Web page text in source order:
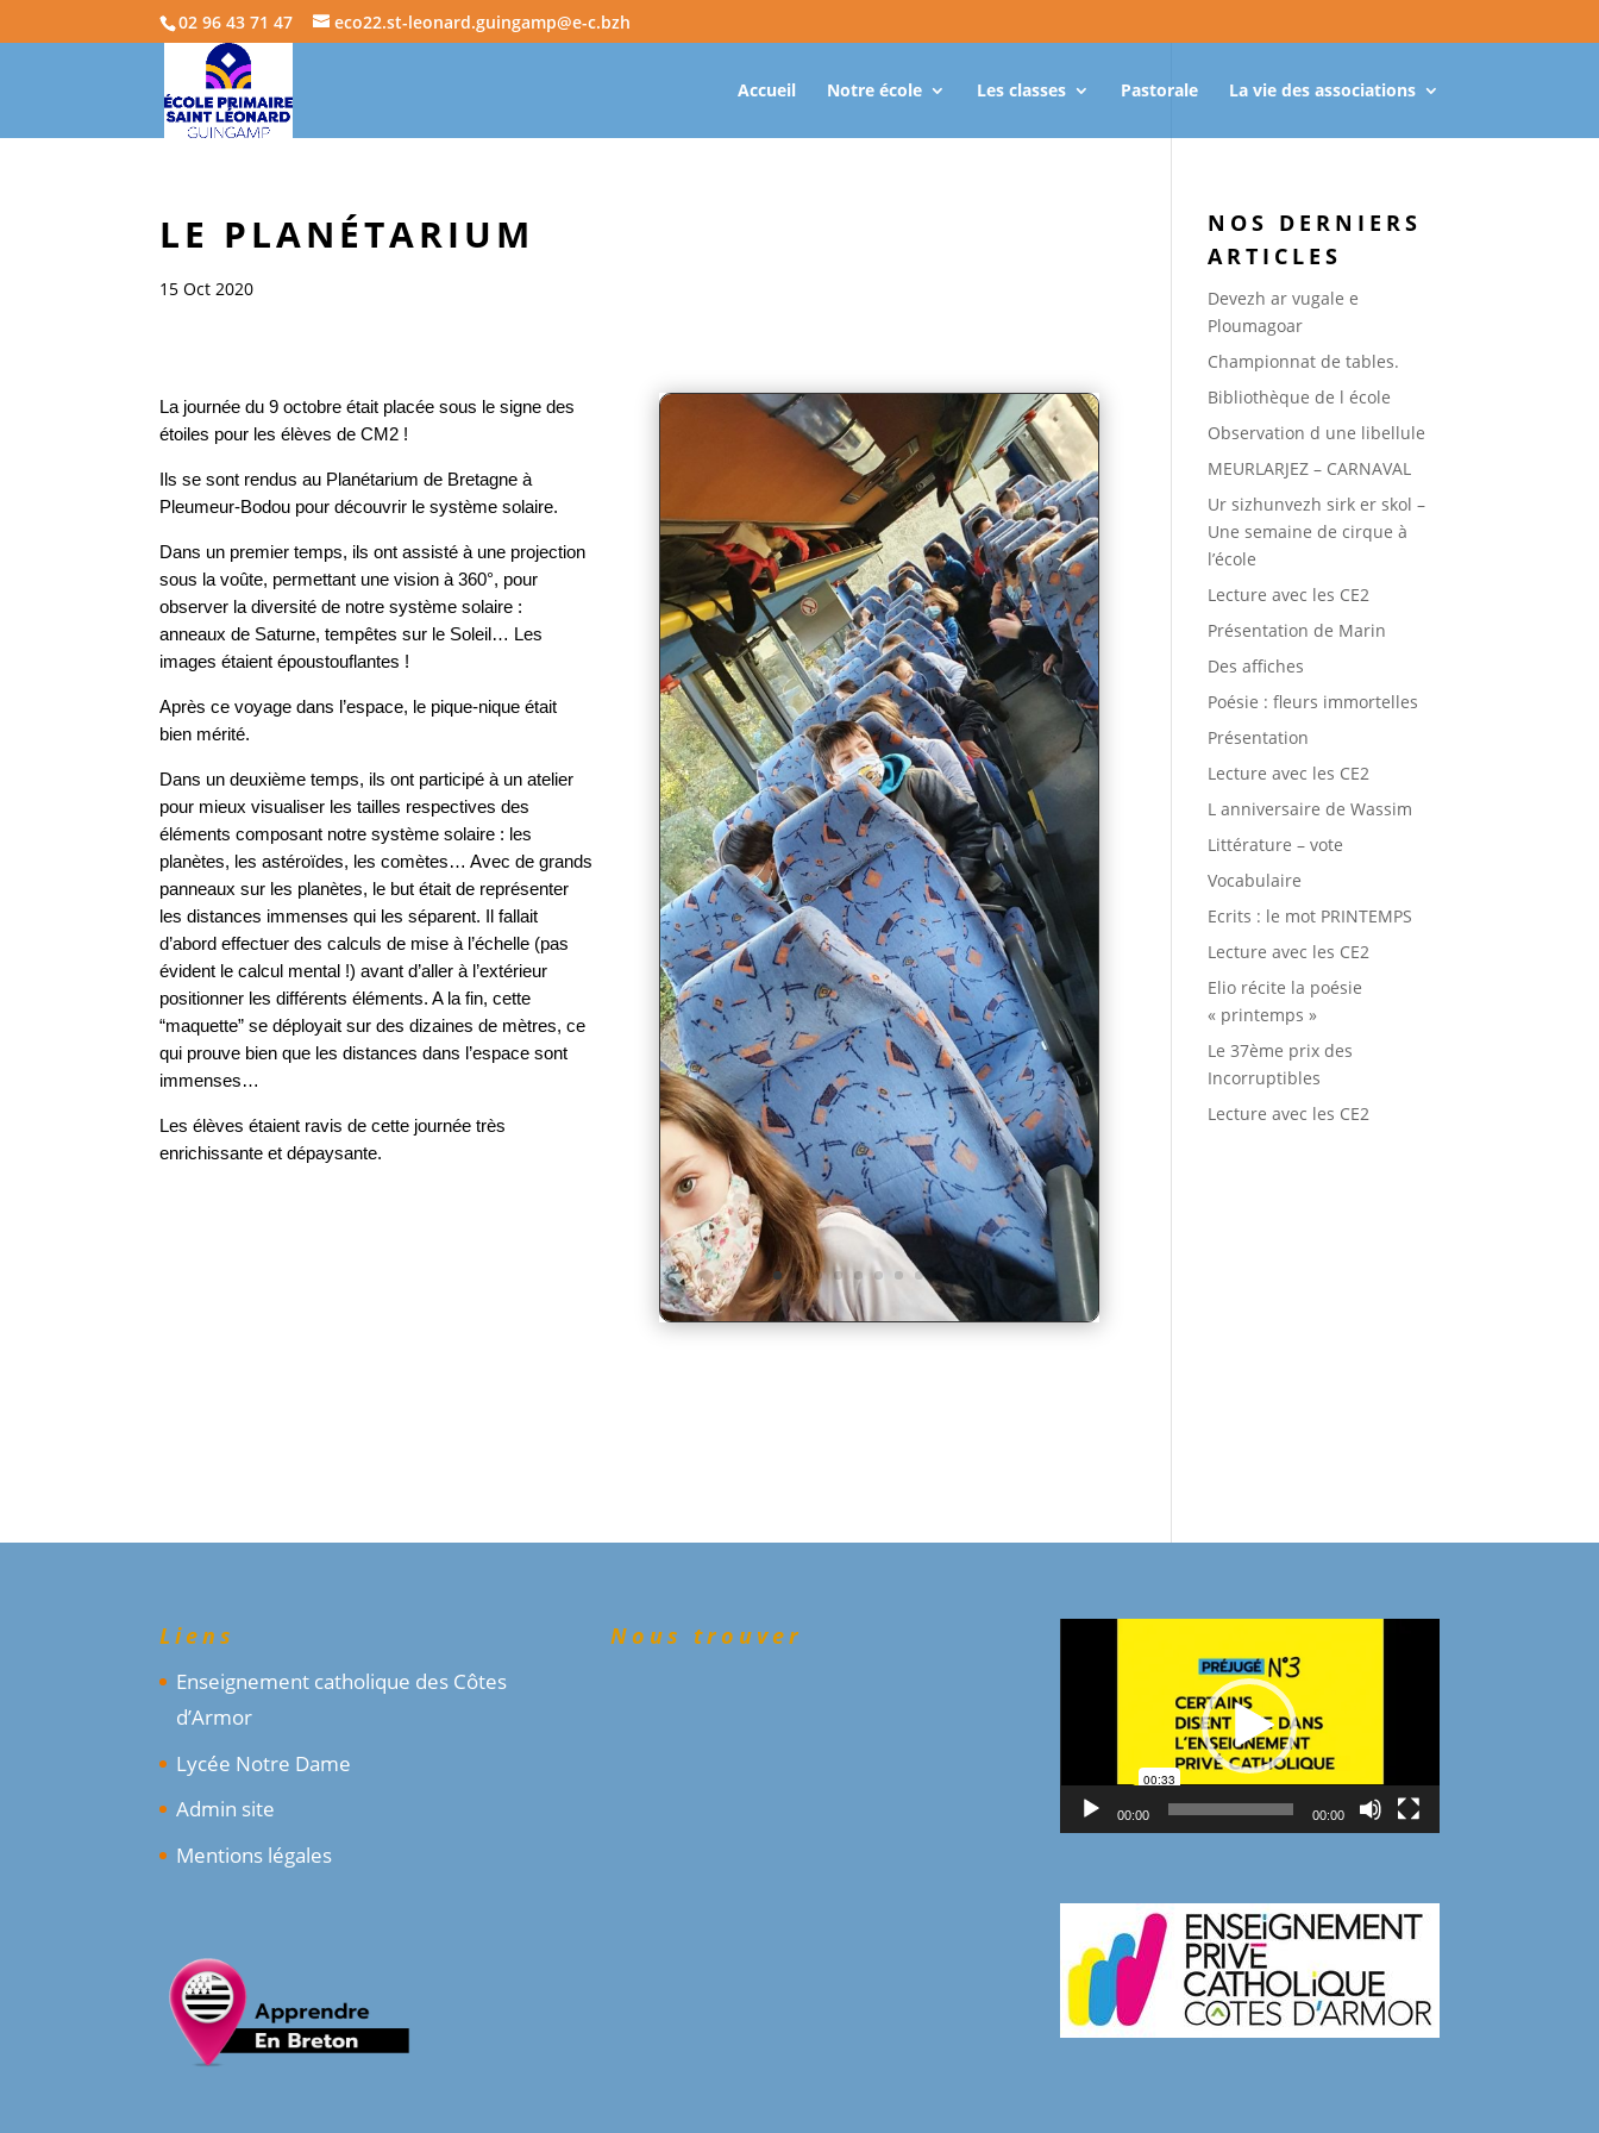
02 96 43 71 47 eco22.st-leonard.guingamp@e-c.bzh
Accueil Notre école Les classes Pastorale La vie des associations
LE PLANÉTARIUM
15 Oct 2020
La journée du 9 octobre était placée sous le signe des
étoiles pour les élèves de CM2 !
Ils se sont rendus au Planétarium de Bretagne à
Pleumeur-Bodou pour découvrir le système solaire.
Dans un premier temps, ils ont assisté à une projection
sous la voûte, permettant une vision à 360°, pour
observer la diversité de notre système solaire :
anneaux de Saturne, tempêtes sur le Soleil… Les
images étaient époustouflantes !
Après ce voyage dans l’espace, le pique-nique était
bien mérité.
Dans un deuxième temps, ils ont participé à un atelier
pour mieux visualiser les tailles respectives des
éléments composant notre système solaire : les
planètes, les astéroïdes, les comètes… Avec de grands
panneaux sur les planètes, le but était de représenter
les distances immenses qui les séparent. Il fallait
d’abord effectuer des calculs de mise à l’échelle (pas
évident le calcul mental !) avant d’aller à l’extérieur
positionner les différents éléments. A la fin, cette
“maquette” se déployait sur des dizaines de mètres, ce
qui prouve bien que les distances dans l’espace sont
immenses…
Les élèves étaient ravis de cette journée très
enrichissante et dépaysante.
NOS DERNIERS
ARTICLES
Devezh ar vugale e
Ploumagoar
Championnat de tables.
Bibliothèque de l école
Observation d une libellule
MEURLARJEZ – CARNAVAL
Ur sizhunvezh sirk er skol –
Une semaine de cirque à
l’école
Lecture avec les CE2
Présentation de Marin
Des affiches
Poésie : fleurs immortelles
Présentation
Lecture avec les CE2
L anniversaire de Wassim
Littérature – vote
Vocabulaire
Ecrits : le mot PRINTEMPS
Lecture avec les CE2
Elio récite la poésie
« printemps »
Le 37ème prix des
Incorruptibles
Lecture avec les CE2
Liens
Enseignement catholique des Côtes
d’Armor
Lycée Notre Dame
Admin site
Mentions légales
Nous trouver
00:00 00:00